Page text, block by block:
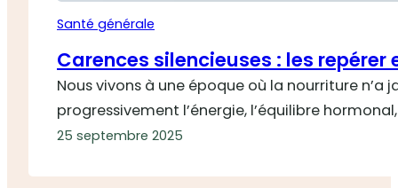
Santé générale
Carences silencieuses : les
Nous vivons à une époque où la nourriture
progressivement l’énergie, l’équilibre
25 septembre 2025